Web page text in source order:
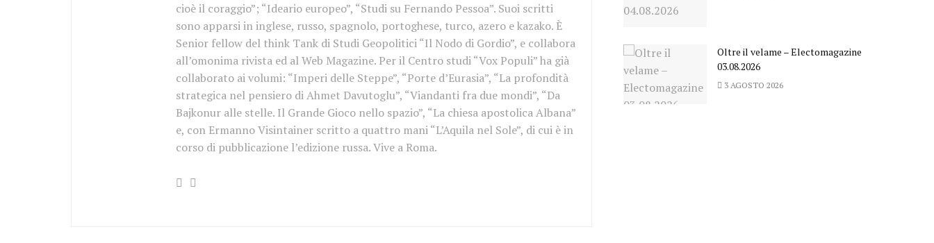
cioè il coraggio”; “Ideario europeo”, “Studi su Fernando Pessoa”. Suoi scritti
sono apparsi in inglese, russo, spagnolo, portoghese, turco, azero e kazako. È
Senior fellow del think Tank di Studi Geopolitici “Il Nodo di Gordio”, e collabora
all’omonima rivista ed al Web Magazine. Per il Centro studi “Vox Populi” ha già
collaborato ai volumi: “Imperi delle Steppe”, “Porte d’Eurasia”, “La profondità
strategica nel pensiero di Ahmet Davutoglu”, “Viandanti fra due mondi”, “Da
Bajkonur alle stelle. Il Grande Gioco nello spazio”, “La chiesa apostolica Albana”
e, con Ermanno Visintainer scritto a quattro mani “L’Aquila nel Sole”, di cui è in
corso di pubblicazione l’edizione russa. Vive a Roma.
Oltre il velame – Electomagazine
03.08.2026
3 AGOSTO 2026